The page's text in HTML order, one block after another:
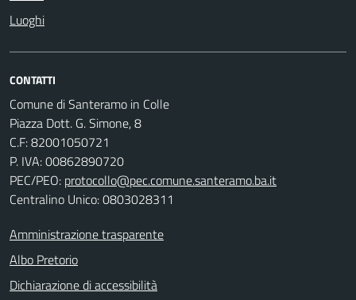
Luoghi
CONTATTI
Comune di Santeramo in Colle
Piazza Dott. G. Simone, 8
C.F:82001050721
P. IVA:00862890720
PEC/PEO: protocollo@pec.comune.santeramo.ba.it
Centralino Unico: 0803028311
Amministrazione trasparente
Albo Pretorio
Dichiarazione di accessibilità